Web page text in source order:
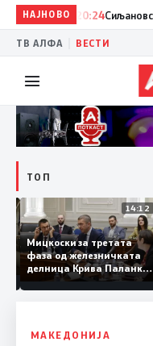
НАЈНОВО
20:24Сиљановска
ТВ АЛФА ВЕСТИ
ТОП
15:20
Мицкоски за третата
фаза од железничката
делница Крива
– Деве Баир: Проектот
нема да заврши на
целина
МАКЕДОНИЈА